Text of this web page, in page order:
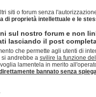
siti o forum senza
di proprietà intellettuale e le
sul nostro forum e non
lasciando il post
che permette agli utenti di
andrebbe a svilire la funzione
lamentela in merito
bannato senza